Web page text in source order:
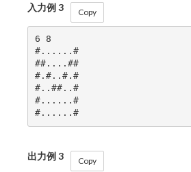
(2,3))
入力例 3 Copy
6 8
#......#
##....##
#.#..#.#
#..##..#
#......#
#......#
出力例 3 Copy